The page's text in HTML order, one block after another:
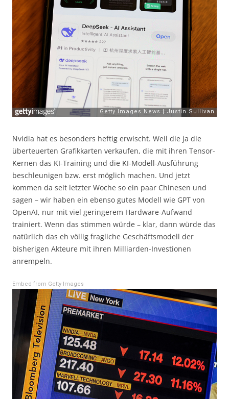
Nvidia hat es besonders heftig erwischt. Weil die ja die
überteuerten Grafikkarten verkaufen, die mit ihren Tensor-
Kernen das KI-Training und die KI-Modell-Ausführung
beschleunigen bzw. erst möglich machen. Und jetzt
kommen da seit letzter Woche so ein paar Chinesen und
sagen – wir haben ein ebenso gutes Modell wie GPT von
OpenAI, nur mit viel geringerem Hardware-Aufwand
trainiert. Wenn das stimmen würde – klar, dann würde das
natürlich das eh völlig fragliche Geschäftsmodell der
bisherigen Akteure mit ihren Milliarden-Investionen
anrempeln.
Embed from Getty Images